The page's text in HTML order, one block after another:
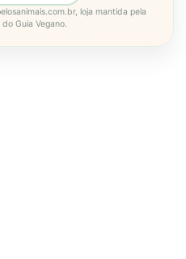
loja mantida pela
Guia Vegano.